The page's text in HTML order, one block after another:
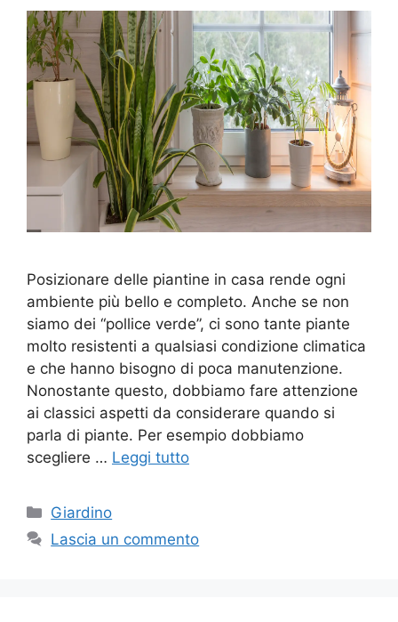
Posizionare delle piantine in casa rende ogni
ambiente più bello e completo. Anche se non
siamo dei “pollice verde”, ci sono tante piante
molto resistenti a qualsiasi condizione climatica
e che hanno bisogno di poca manutenzione.
Nonostante questo, dobbiamo fare attenzione
ai classici aspetti da considerare quando si
parla di piante. Per esempio dobbiamo
scegliere … Leggi tutto
Categorie
Giardino
Lascia un commento